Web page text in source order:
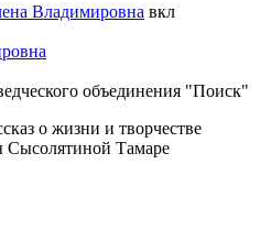
Владимировна вкл
объединения "Поиск"
о жизни и творчестве
Сысолятиной Тамаре